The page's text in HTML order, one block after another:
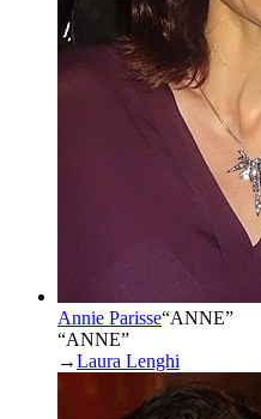
Annie Parisse“ANNE”
“ANNE”
→Laura Lenghi